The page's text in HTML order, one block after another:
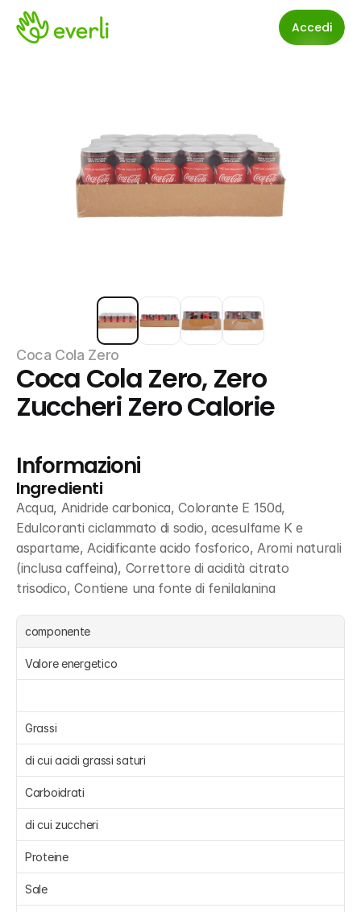
Accedi
Coca Cola Zero
Coca Cola Zero, Zero
Zuccheri Zero Calorie
Informazioni
Ingredienti
Acqua, Anidride carbonica, Colorante E 150d,
Edulcoranti ciclammato di sodio, acesulfame K e
aspartame, Acidificante acido fosforico, Aromi naturali
(inclusa caffeina), Correttore di acidità citrato
trisodico, Contiene una fonte di fenilalanina
componente
Valore energetico
Grassi
di cui acidi grassi saturi
Carboidrati
di cui zuccheri
Proteine
Sale